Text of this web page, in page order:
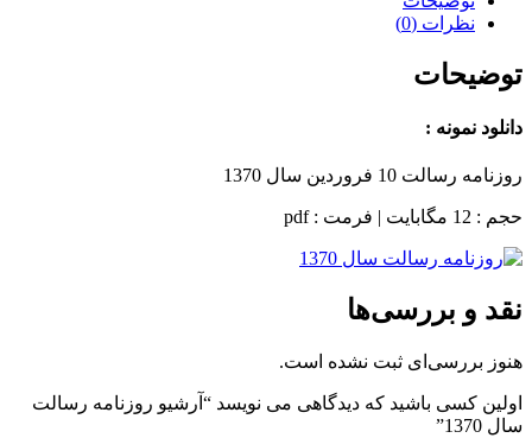
نظرات (0)
توضیحات
دانلود نمونه :
روزنامه رسالت 10 فروردین سال 1370
حجم : 12 مگابایت | فرمت : pdf
نقد و بررسی‌ها
هنوز بررسی‌ای ثبت نشده است.
اولین کسی باشید که دیدگاهی می نویسد “آرشیو روزنامه رسالت
سال 1370”